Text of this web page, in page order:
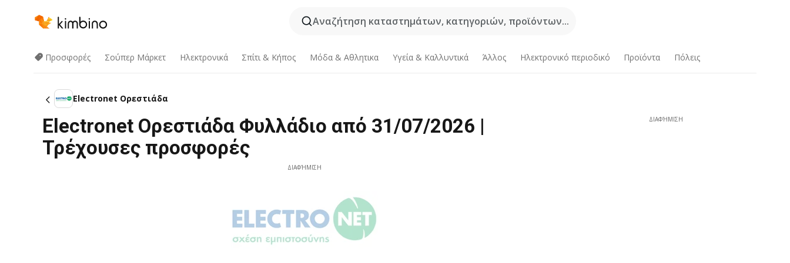
Αναζήτηση καταστημάτων, κατηγοριών, προϊόντων...
Προσφορές Σούπερ Μάρκετ Hλεκτρονικά Σπίτι & Κήπος Μόδα & Aθλητικα Υγεία & Καλλυντικά Άλλος Ηλεκτρονικό περιοδικό Προϊόντα Πόλεις
Electronet Ορεστιάδα
Electronet Ορεστιάδα Φυλλάδιο από 31/07/2026 |
Τρέχουσες προσφορές
ΔΙΑΦΉΜΙΣΗ
ΔΙΑΦΉΜΙΣΗ